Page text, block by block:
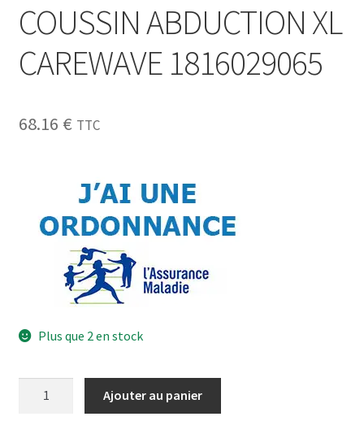
COUSSIN ABDUCTION XL
CAREWAVE 1816029065
68.16 € TTC
Plus que 2 en stock
Ajouter au panier